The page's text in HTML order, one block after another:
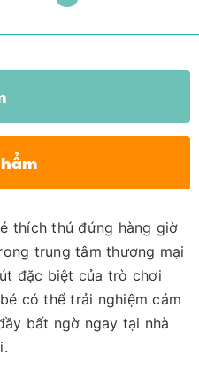
thích thú đứng hàng giờ
trung tâm thương mại
đặc biệt của trò chơi
có thể trải nghiệm cảm
bất ngờ ngay tại nhà